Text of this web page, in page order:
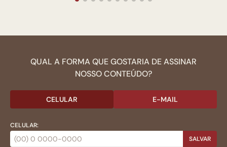
QUAL A FORMA QUE GOSTARIA DE ASSINAR
NOSSO CONTEÚDO?
CELULAR E-MAIL
CELULAR:
SALVAR